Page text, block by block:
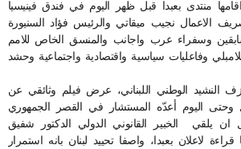
اقامها منتدى بعبدا قبل ظهر اليوم في فندق فينيسيا
الاعمال نجيب ميقاتي والرئيس فؤاد السنيورة
وسفراء عرب واجانب والمنسق الخاص للامم
وفاعليات سياسية واقتصادية واجتماعية وحشد
النشيد الوطني اللبناني، عرض فيلم وثائقي عن
وحتى اليوم أعدّه المستشار في القصر الجمهوري
ان يلقي الخبير القانوني الدولي الدكتور شفيق
لاعلان بعبدا، واصفا تحييد لبنان بانه استمرار